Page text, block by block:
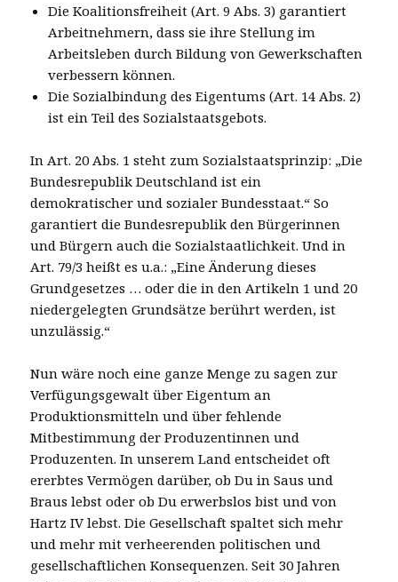
Die Koalitionsfreiheit (Art. 9 Abs. 3) garantiert
Arbeitnehmern, dass sie ihre Stellung im
Arbeitsleben durch Bildung von Gewerkschaften
verbessern können.
Die Sozialbindung des Eigentums (Art. 14 Abs. 2)
ist ein Teil des Sozialstaatsgebots.
In Art. 20 Abs. 1 steht zum Sozialstaatsprinzip: „Die
Bundesrepublik Deutschland ist ein
demokratischer und sozialer Bundesstaat.“ So
garantiert die Bundesrepublik den Bürgerinnen
und Bürgern auch die Sozialstaatlichkeit. Und in
Art. 79/3 heißt es u.a.: „Eine Änderung dieses
Grundgesetzes … oder die in den Artikeln 1 und 20
niedergelegten Grundsätze berührt werden, ist
unzulässig.“
Nun wäre noch eine ganze Menge zu sagen zur
Verfügungsgewalt über Eigentum an
Produktionsmitteln und über fehlende
Mitbestimmung der Produzentinnen und
Produzenten. In unserem Land entscheidet oft
ererbtes Vermögen darüber, ob Du in Saus und
Braus lebst oder ob Du erwerbslos bist und von
Hartz IV lebst. Die Gesellschaft spaltet sich mehr
und mehr mit verheerenden politischen und
gesellschaftlichen Konsequenzen. Seit 30 Jahren